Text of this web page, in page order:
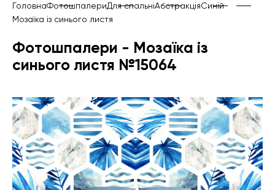
ГоловнаФотошпалериДля спальніАбстракціяСиній
Мозаїка із синього листя
Фотошпалери - Мозаїка із
синього листя №15064